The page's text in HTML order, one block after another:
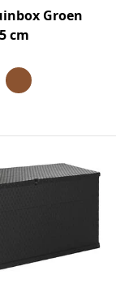
Groen
cm